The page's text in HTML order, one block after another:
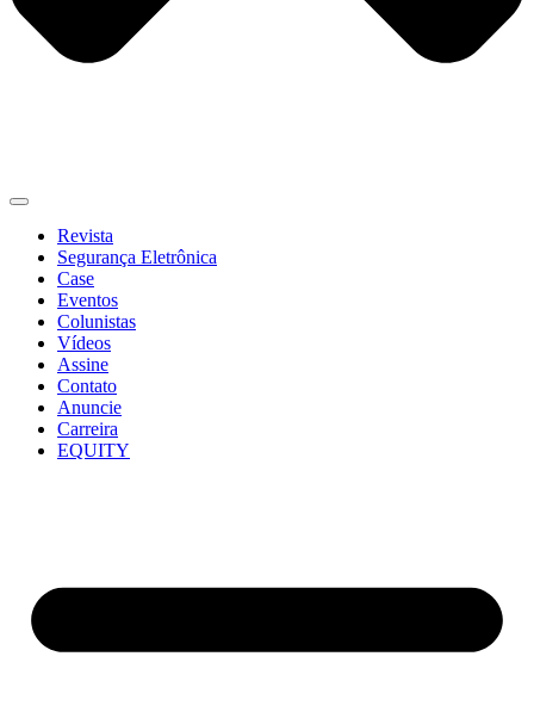
Revista
Segurança Eletrônica
Case
Eventos
Colunistas
Vídeos
Assine
Contato
Anuncie
Carreira
EQUITY